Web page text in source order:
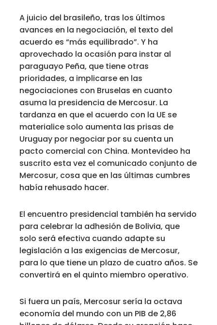
A juicio del brasileño, tras los últimos
avances en la negociación, el texto del
acuerdo es “más equilibrado”. Y ha
aprovechado la ocasión para instar al
paraguayo Peña, que tiene otras
prioridades, a implicarse en las
negociaciones con Bruselas en cuanto
asuma la presidencia de Mercosur. La
tardanza en que el acuerdo con la UE se
materialice solo aumenta las prisas de
Uruguay por negociar por su cuenta un
pacto comercial con China. Montevideo ha
suscrito esta vez el comunicado conjunto de
Mercosur, cosa que en las últimas cumbres
había rehusado hacer.
El encuentro presidencial también ha servido
para celebrar la adhesión de Bolivia, que
solo será efectiva cuando adapte su
legislación a las exigencias de Mercosur,
para lo que tiene un plazo de cuatro años. Se
convertirá en el quinto miembro operativo.
Si fuera un país, Mercosur sería la octava
economía del mundo con un PIB de 2,86